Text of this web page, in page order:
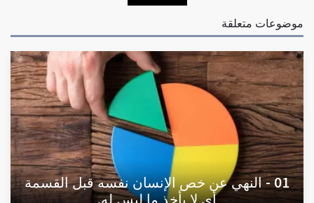
موضوعات متعلقة
01 - النهي عن خص الإنسان نفسه قبل القسمة
أي لا يأخذ ما ليس له.